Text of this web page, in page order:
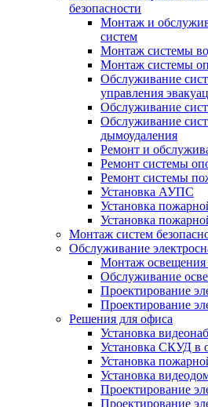
безопасности
Монтаж и
систем
Монтаж системы
Монтаж системы
Обслуживание
управления
Обслуживание
Обслуживание
дымоудаления
Ремонт и
Ремонт системы
Ремонт системы
Установка АУПС
Установка
Установка
Монтаж систем
Обслуживание
Монтаж освещения
Обслуживание
Проектирование
Проектирование
Решения для офиса
Установка
Установка СКУД в
Установка
Установка
Проектирование
Проектирование